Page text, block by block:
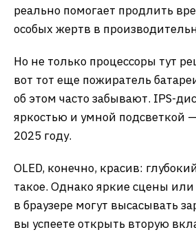
реально помогает продлить
особых жертв в
Но не только процессоры тут
вот тот еще пожиратель
об этом часто забывают. IPS-
яркостью и умной подсветкой
2025 году.
OLED, конечно, красив:
такое. Однако яркие сцены
в браузере могут высасывать
вы успеете открыть вторую